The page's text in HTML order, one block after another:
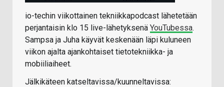
io-techin viikottainen tekniikkapodcast lähetetään
perjantaisin klo 15 live-lähetyksenä YouTubessa.
Sampsa ja Juha käyvät keskenään läpi kuluneen
viikon ajalta ajankohtaiset tietotekniikka- ja
mobiiliaiheet.
Jälkikäteen katseltavissa/kuunneltavissa: